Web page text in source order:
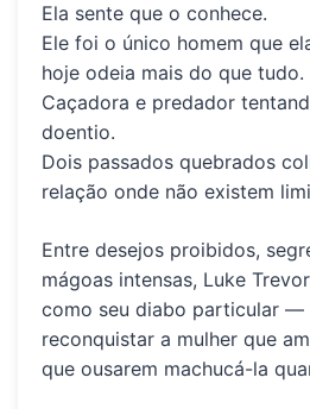
Ela sente que o conhece.
Ele foi o único homem que
hoje odeia mais do que tudo.
Caçadora e predador
doentio.
Dois passados quebrados
relação onde não existem
Entre desejos proibidos,
mágoas intensas, Luke
como seu diabo particular —
reconquistar a mulher que
que ousarem machucá-la